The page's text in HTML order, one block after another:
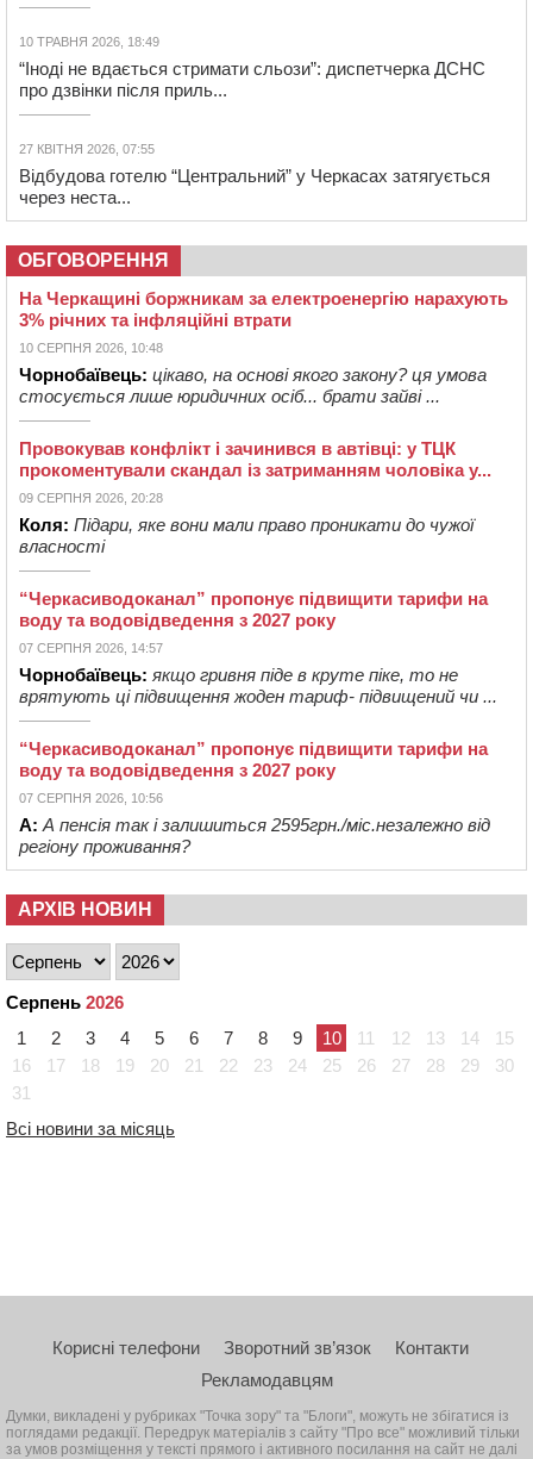
10 ТРАВНЯ 2026, 18:49
“Іноді не вдається стримати сльози”: диспетчерка ДСНС
про дзвінки після приль...
27 КВІТНЯ 2026, 07:55
Відбудова готелю “Центральний” у Черкасах затягується
через неста...
ОБГОВОРЕННЯ
На Черкащині боржникам за електроенергію нарахують
3% річних та інфляційні втрати
10 СЕРПНЯ 2026, 10:48
Чорнобаївець: цікаво, на основі якого закону? ця умова
стосується лише юридичних осіб... брати зайві ...
Провокував конфлікт і зачинився в автівці: у ТЦК
прокоментували скандал із затриманням чоловіка у...
09 СЕРПНЯ 2026, 20:28
Коля: Підари, яке вони мали право проникати до чужої
власності
“Черкасиводоканал” пропонує підвищити тарифи на
воду та водовідведення з 2027 року
07 СЕРПНЯ 2026, 14:57
Чорнобаївець: якщо гривня піде в круте піке, то не
врятують ці підвищення жоден тариф- підвищений чи ...
“Черкасиводоканал” пропонує підвищити тарифи на
воду та водовідведення з 2027 року
07 СЕРПНЯ 2026, 10:56
А: А пенсія так і залишиться 2595грн./міс.незалежно від
регіону проживання?
АРХІВ НОВИН
Серпень 2026
1
2 3 4 5 6 7 8 9 10 11 12 13 14
15
16
17 18 19 20 21 22 23 24 25 26 27 28 29
30
31
Всі новини за місяць
Корисні телефони Зворотний зв’язок
Контакти
Рекламодавцям
Думки, викладені у рубриках "Точка зору" та "Блоги", можуть не збігатися із
поглядами редакції. Передрук матеріалів з сайту "Про все" можливий тільки
за умов розміщення у тексті прямого і активного посилання на сайт не далі